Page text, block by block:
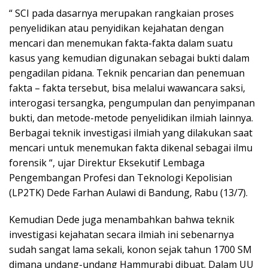
“ SCI pada dasarnya merupakan rangkaian proses
penyelidikan atau penyidikan kejahatan dengan
mencari dan menemukan fakta-fakta dalam suatu
kasus yang kemudian digunakan sebagai bukti dalam
pengadilan pidana. Teknik pencarian dan penemuan
fakta – fakta tersebut, bisa melalui wawancara saksi,
interogasi tersangka, pengumpulan dan penyimpanan
bukti, dan metode-metode penyelidikan ilmiah lainnya.
Berbagai teknik investigasi ilmiah yang dilakukan saat
mencari untuk menemukan fakta dikenal sebagai ilmu
forensik “, ujar Direktur Eksekutif Lembaga
Pengembangan Profesi dan Teknologi Kepolisian
(LP2TK) Dede Farhan Aulawi di Bandung, Rabu (13/7).
Kemudian Dede juga menambahkan bahwa teknik
investigasi kejahatan secara ilmiah ini sebenarnya
sudah sangat lama sekali, konon sejak tahun 1700 SM
dimana undang-undang Hammurabi dibuat. Dalam UU